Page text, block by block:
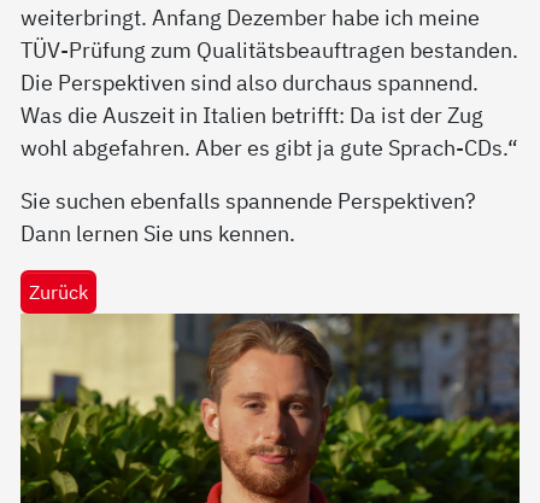
weiterbringt. Anfang Dezember habe ich meine
TÜV-Prüfung zum Qualitätsbeauftragen bestanden.
Die Perspektiven sind also durchaus spannend.
Was die Auszeit in Italien betrifft: Da ist der Zug
wohl abgefahren. Aber es gibt ja gute Sprach-CDs.“
Sie suchen ebenfalls spannende Perspektiven?
Dann lernen Sie uns kennen.
Zurück